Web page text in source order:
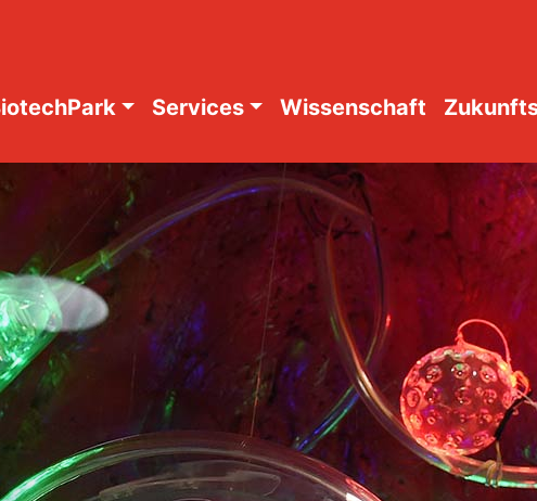
Services Wissenschaft